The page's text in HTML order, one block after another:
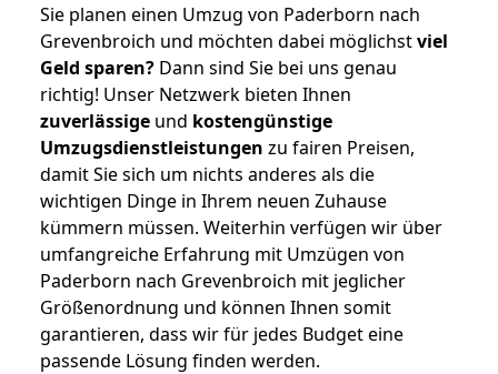
Sie planen einen Umzug von Paderborn nach
Grevenbroich und möchten dabei möglichstviel
Geld sparen? Dann sind Sie bei uns genau
richtig! Unser Netzwerk bieten Ihnen
zuverlässige und kostengünstige
Umzugsdienstleistungen zu fairen Preisen,
damit Sie sich um nichts anderes als die
wichtigen Dinge in Ihrem neuen Zuhause
kümmern müssen. Weiterhin verfügen wir über
umfangreiche Erfahrung mit Umzügen von
Paderborn nach Grevenbroich mit jeglicher
Größenordnung und können Ihnen somit
garantieren, dass wir für jedes Budget eine
passende Lösung finden werden.